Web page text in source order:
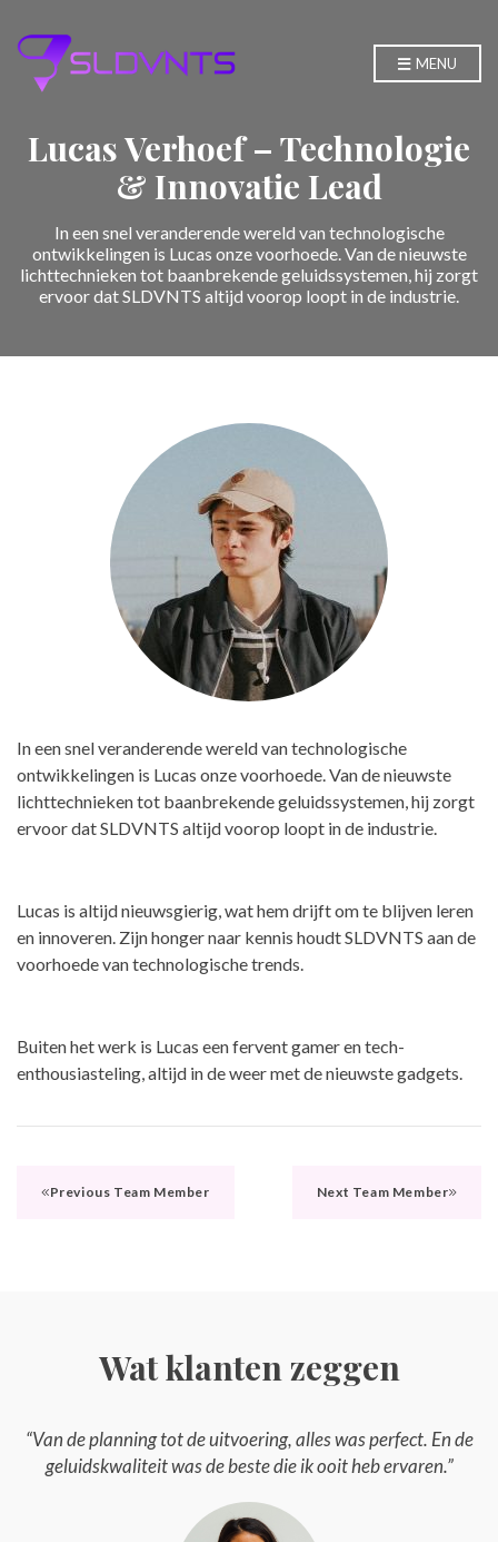
MENU
Lucas Verhoef – Technologie
& Innovatie Lead
In een snel veranderende wereld van technologische
ontwikkelingen is Lucas onze voorhoede. Van de nieuwste
lichttechnieken tot baanbrekende geluidssystemen, hij zorgt
ervoor dat SLDVNTS altijd voorop loopt in de industrie.
In een snel veranderende wereld van technologische
ontwikkelingen is Lucas onze voorhoede. Van de nieuwste
lichttechnieken tot baanbrekende geluidssystemen, hij zorgt
ervoor dat SLDVNTS altijd voorop loopt in de industrie.
Lucas is altijd nieuwsgierig, wat hem drijft om te blijven leren
en innoveren. Zijn honger naar kennis houdt SLDVNTS aan de
voorhoede van technologische trends.
Buiten het werk is Lucas een fervent gamer en tech-
enthousiasteling, altijd in de weer met de nieuwste gadgets.
Previous Team Member Next Team Member
Wat klanten zeggen
“Van de planning tot de uitvoering, alles was perfect. En de
geluidskwaliteit was de beste die ik ooit heb ervaren.”